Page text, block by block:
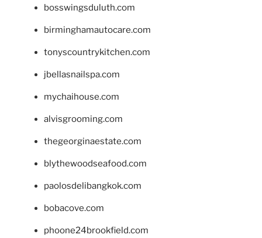
bosswingsduluth.com
birminghamautocare.com
tonyscountrykitchen.com
jbellasnailspa.com
mychaihouse.com
alvisgrooming.com
thegeorginaestate.com
blythewoodseafood.com
paolosdelibangkok.com
bobacove.com
phoone24brookfield.com